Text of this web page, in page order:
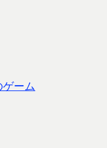
ゲーム